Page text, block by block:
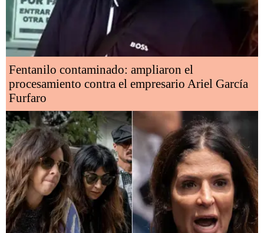
Fentanilo contaminado: ampliaron el
procesamiento contra el empresario Ariel García
Furfaro